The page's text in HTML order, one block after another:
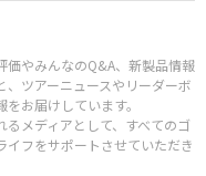
価やみんなのQ&A、新製品情報
ツアーニュースやリーダーボ
お届けしています。
メディアとして、すべてのゴ
イフをサポートさせていただき